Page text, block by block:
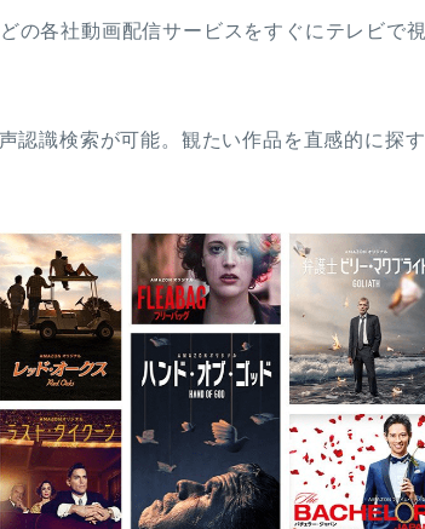
の各社動画配信サービスをすぐにテレビで視
認識検索が可能。観たい作品を直感的に探す